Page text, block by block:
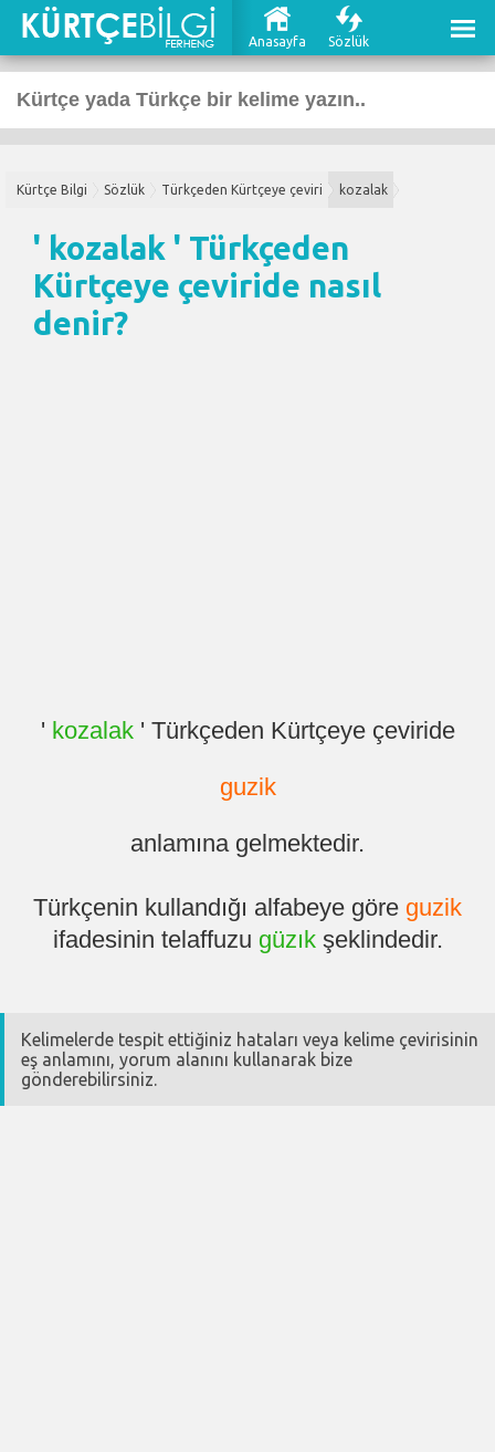
Anasayfa Sözlük
Kürtçe Bilgi Sözlük Türkçeden Kürtçeye çeviri kozalak
' kozalak ' Türkçeden
Kürtçeye çeviride nasıl
denir?
' kozalak' Türkçeden Kürtçeye çeviride
guzik
anlamına gelmektedir.
Türkçenin kullandığı alfabeye göre guzik
ifadesinin telaffuzu güzıkşeklindedir.
Kelimelerde tespit ettiğiniz hataları veya kelime çevirisinin
eş anlamını, yorum alanını kullanarak bize
gönderebilirsiniz.